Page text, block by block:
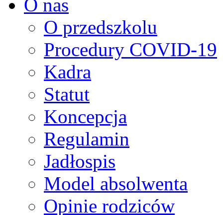
O nas
O przedszkolu
Procedury COVID-19
Kadra
Statut
Koncepcja
Regulamin
Jadłospis
Model absolwenta
Opinie rodziców